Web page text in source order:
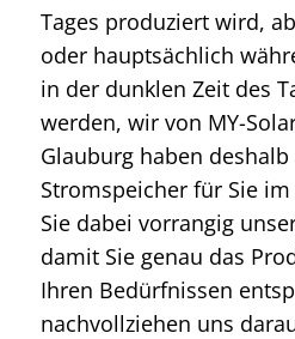
Tages produziert wird,
oder hauptsächlich
in der dunklen Zeit des
werden, wir von MY-
Glauburg haben deshalb
Stromspeicher für Sie
Sie dabei vorrangig
damit Sie genau das
Ihren Bedürfnissen
nachvollziehen uns